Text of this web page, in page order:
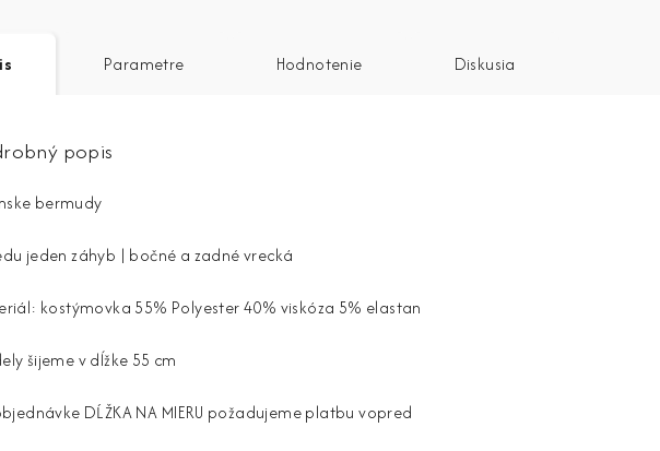
Parametre Hodnotenie Diskusia
popis
bermudy
jeden záhyb | bočné a zadné vrecká
kostýmovka 55% Polyester 40% viskóza 5% elastan
šijeme v dĺžke 55 cm
DĹŽKA NA MIERU požadujeme platbu vopred